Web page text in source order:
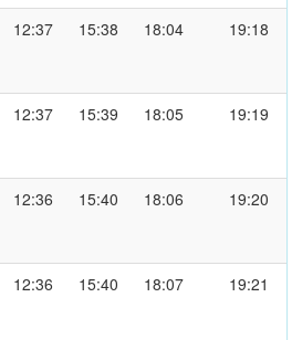
12:37 15:38 18:04 19:18
12:37 15:39 18:05 19:19
12:36 15:40 18:06 19:20
12:36 15:40 18:07 19:21